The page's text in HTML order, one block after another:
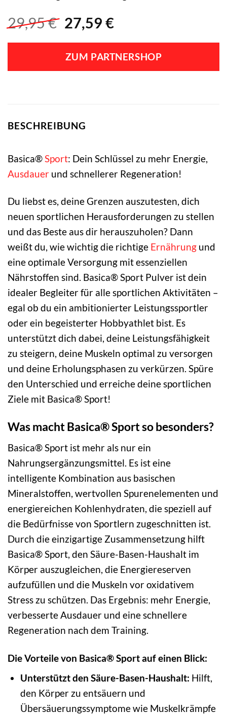
29,95€ Ursprünglicher
war:
29,95 €
27,59 €Aktueller
ist:
27,59 €.
ZUM PARTNERSHOP
BESCHREIBUNG
Basica® Sport: Dein Schlüssel zu mehr Energie,
Ausdauer und schnellerer Regeneration!
Du liebst es, deine Grenzen auszutesten, dich
neuen sportlichen Herausforderungen zu stellen
und das Beste aus dir herauszuholen? Dann
weißt du, wie wichtig die richtige Ernährung und
eine optimale Versorgung mit essenziellen
Nährstoffen sind. Basica® Sport Pulver ist dein
idealer Begleiter für alle sportlichen Aktivitäten –
egal ob du ein ambitionierter Leistungssportler
oder ein begeisterter Hobbyathlet bist. Es
unterstützt dich dabei, deine Leistungsfähigkeit
zu steigern, deine Muskeln optimal zu versorgen
und deine Erholungsphasen zu verkürzen. Spüre
den Unterschied und erreiche deine sportlichen
Ziele mit Basica® Sport!
Was macht Basica® Sport so besonders?
Basica® Sport ist mehr als nur ein
Nahrungsergänzungsmittel. Es ist eine
intelligente Kombination aus basischen
Mineralstoffen, wertvollen Spurenelementen und
energiereichen Kohlenhydraten, die speziell auf
die Bedürfnisse von Sportlern zugeschnitten ist.
Durch die einzigartige Zusammensetzung hilft
Basica® Sport, den Säure-Basen-Haushalt im
Körper auszugleichen, die Energiereserven
aufzufüllen und die Muskeln vor oxidativem
Stress zu schützen. Das Ergebnis: mehr Energie,
verbesserte Ausdauer und eine schnellere
Regeneration nach dem Training.
Die Vorteile von Basica® Sport auf einen Blick:
Unterstützt den Säure-Basen-Haushalt: Hilft,
den Körper zu entsäuern und
Übersäuerungssymptome wie Muskelkrämpfe